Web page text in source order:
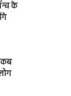
के
कब